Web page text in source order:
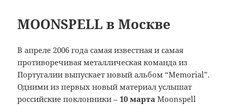
MOONSPELL в Москве
В апреле 2006 года самая известная и самая
противоречивая металлическая команда из
Португалии выпускает новый альбом “Memorial”.
Одними из первых новый материал услышат
российские поклонники –10 марта Moonspell